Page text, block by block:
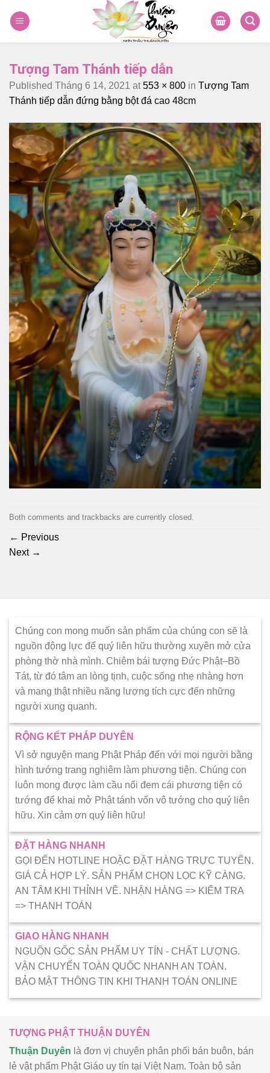
Tượng Tam Thánh tiếp dẫn
Published Tháng 6 14, 2021 at 553 × 800 in Tượng Tam
Thánh tiếp dẫn đứng bằng bột đá cao 48cm
Both comments and trackbacks are currently closed.
← Previous
Next →
Chúng con mong muốn sản phẩm của chúng con sẽ là
nguồn động lực để quý liên hữu thường xuyên mở cửa
phòng thờ nhà mình. Chiêm bái tượng Đức Phật–Bồ
Tát, từ đó tâm an lòng tịnh, cuộc sống nhẹ nhàng hơn
và mang thật nhiều năng lượng tích cực đến những
người xung quanh.
RỘNG KẾT PHÁP DUYÊN
Vì sở nguyện mang Phật Pháp đến với mọi người bằng
hình tướng trang nghiêm làm phương tiện. Chúng con
luôn mong được làm cầu nối đem cái phương tiện có
tướng để khai mở Phật tánh vốn vô tướng cho quý liên
hữu. Xin cảm ơn quý liên hữu!
ĐẶT HÀNG NHANH
GỌI ĐẾN HOTLINE HOẶC ĐẶT HÀNG TRỰC TUYẾN.
GIÁ CẢ HỢP LÝ. SẢN PHẨM CHỌN LỌC KỸ CÀNG.
AN TÂM KHI THỈNH VỀ. NHẬN HÀNG => KIẾM TRA
=> THANH TOÁN
GIAO HÀNG NHANH
NGUỒN GỐC SẢN PHẨM UY TÍN - CHẤT LƯỢNG.
VẬN CHUYỂN TOÀN QUỐC NHANH AN TOÀN.
BẢO MẬT THÔNG TIN KHI THANH TOÁN ONLINE
TƯỢNG PHẬT THUẬN DUYÊN
Thuận Duyên là đơn vị chuyên phân phối bán buôn, bán
lẻ vật phẩm Phật Giáo uy tín tại Việt Nam. Toàn bộ sản